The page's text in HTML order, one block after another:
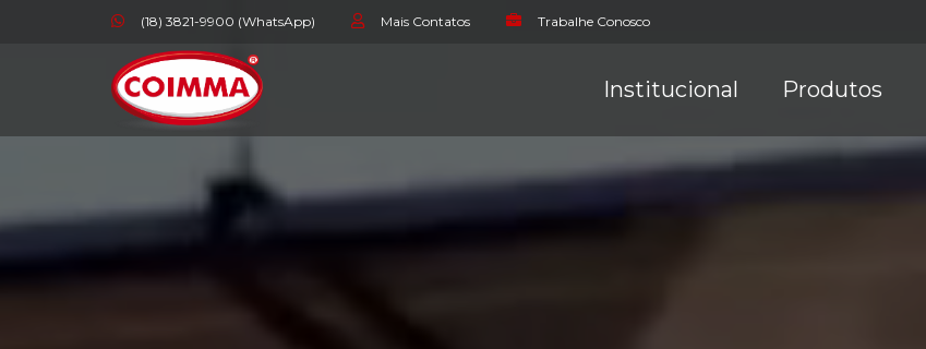
(18) 3821-9900 (WhatsApp) Mais Contatos Trabalhe Conosco
Institucional Produtos